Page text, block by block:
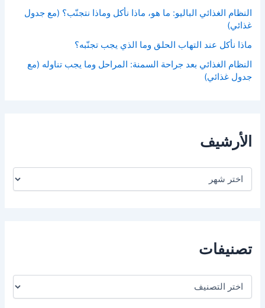
النظام الغذائي الباليو: ما هو، ماذا نأكل وماذا نتجنّب؟ (مع جدول
غذائي)
ماذا نأكل عند التهاب الحلق وما الذي يجب تجنّبه؟
النظام الغذائي بعد جراحة السمنة: المراحل وما يجب تناوله (مع
جدول غذائي)
الأرشيف
تصنيفات